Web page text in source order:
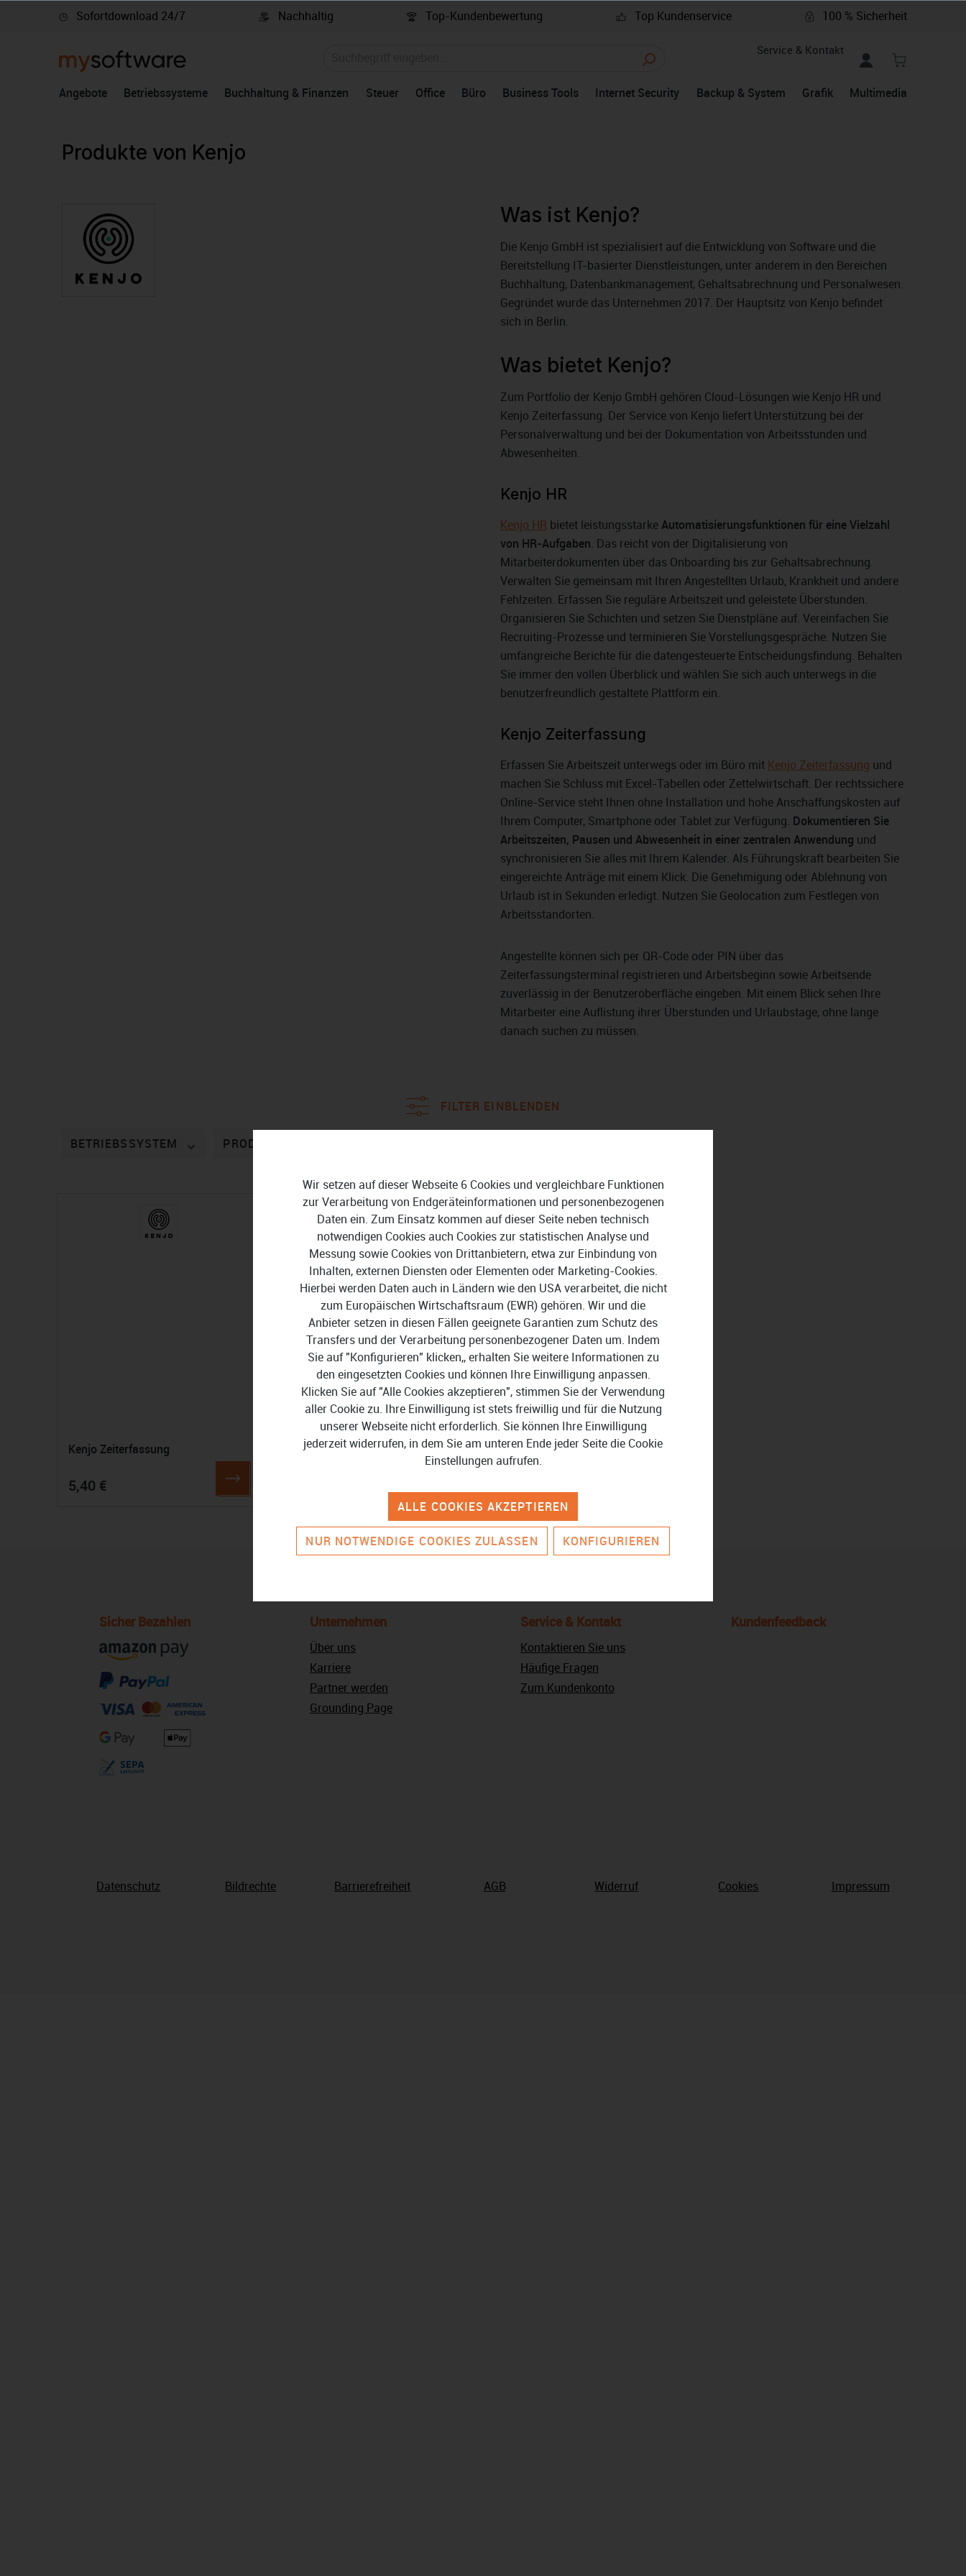
Zur Hauptnavigation springen
Sofortdownload 24/7 Nachhaltig Top-Kundenbewertung Top Kundenservice 100 % Sicherheit
Service & Kontakt
Angebote Betriebssysteme Buchhaltung & Finanzen Steuer Office Büro Business Tools Internet Security Backup & System Grafik Multimedia
Produkte von Kenjo
Was ist Kenjo?
Die Kenjo GmbH ist spezialisiert auf die Entwicklung von Software und die
Bereitstellung IT-basierter Dienstleistungen, unter anderem in den Bereichen
Buchhaltung, Datenbankmanagement, Gehaltsabrechnung und Personalwesen.
Gegründet wurde das Unternehmen 2017. Der Hauptsitz von Kenjo befindet
sich in Berlin.
Was bietet Kenjo?
Zum Portfolio der Kenjo GmbH gehören Cloud-Lösungen wie Kenjo HR und
Kenjo Zeiterfassung. Der Service von Kenjo liefert Unterstützung bei der
Personalverwaltung und bei der Dokumentation von Arbeitsstunden und
Abwesenheiten.
Kenjo HR
Kenjo HR bietet leistungsstarkeAutomatisierungsfunktionen für eine Vielzahl
von HR-Aufgaben. Das reicht von der Digitalisierung von
Mitarbeiterdokumenten über das Onboarding bis zur Gehaltsabrechnung.
Verwalten Sie gemeinsam mit Ihren Angestellten Urlaub, Krankheit und andere
Fehlzeiten. Erfassen Sie reguläre Arbeitszeit und geleistete Überstunden.
Organisieren Sie Schichten und setzen Sie Dienstpläne auf. Vereinfachen Sie
Recruiting-Prozesse und terminieren Sie Vorstellungsgespräche. Nutzen Sie
umfangreiche Berichte für die datengesteuerte Entscheidungsfindung. Behalten
Sie immer den vollen Überblick und wählen Sie sich auch unterwegs in die
benutzerfreundlich gestaltete Plattform ein.
Kenjo Zeiterfassung
Erfassen Sie Arbeitszeit unterwegs oder im Büro mit Kenjo Zeiterfassung und
machen Sie Schluss mit Excel-Tabellen oder Zettelwirtschaft. Der rechtssichere
Online-Service steht Ihnen ohne Installation und hohe Anschaffungskosten auf
Ihrem Computer, Smartphone oder Tablet zur Verfügung. Dokumentieren Sie
Arbeitszeiten, Pausen und Abwesenheit in einer zentralen Anwendung und
synchronisieren Sie alles mit Ihrem Kalender. Als Führungskraft bearbeiten Sie
eingereichte Anträge mit einem Klick. Die Genehmigung oder Ablehnung von
Urlaub ist in Sekunden erledigt. Nutzen Sie Geolocation zum Festlegen von
Arbeitsstandorten.
Angestellte können sich per QR-Code oder PIN über das
Zeiterfassungsterminal registrieren und Arbeitsbeginn sowie Arbeitsende
zuverlässig in der Benutzeroberfläche eingeben. Mit einem Blick sehen Ihre
Mitarbeiter eine Auflistung ihrer Überstunden und Urlaubstage, ohne lange
danach suchen zu müssen.
FILTER EINBLENDEN
BETRIEBSSYSTEM PRODUKTTYP
Kenjo Zeiterfassung
5,40 €
Kenjo HR
Sicher Bezahlen Unternehmen
Über uns
Karriere
Partner werden
Grounding Page
Service & Kontakt
Kontaktieren Sie uns
Häufige Fragen
Zum Kundenkonto
Kundenfeedback
Datenschutz Bildrechte Barrierefreiheit AGB Widerruf Cookies Impressum
Wir setzen auf dieser Webseite 6 Cookies und vergleichbare Funktionen
zur Verarbeitung von Endgeräteinformationen und personenbezogenen
Daten ein. Zum Einsatz kommen auf dieser Seite neben technisch
notwendigen Cookies auch Cookies zur statistischen Analyse und
Messung sowie Cookies von Drittanbietern, etwa zur Einbindung von
Inhalten, externen Diensten oder Elementen oder Marketing-Cookies.
Hierbei werden Daten auch in Ländern wie den USA verarbeitet, die nicht
zum Europäischen Wirtschaftsraum (EWR) gehören. Wir und die
Anbieter setzen in diesen Fällen geeignete Garantien zum Schutz des
Transfers und der Verarbeitung personenbezogener Daten um. Indem
Sie auf "Konfigurieren" klicken,, erhalten Sie weitere Informationen zu
den eingesetzten Cookies und können Ihre Einwilligung anpassen.
Klicken Sie auf "Alle Cookies akzeptieren", stimmen Sie der Verwendung
aller Cookie zu. Ihre Einwilligung ist stets freiwillig und für die Nutzung
unserer Webseite nicht erforderlich. Sie können Ihre Einwilligung
jederzeit widerrufen, in dem Sie am unteren Ende jeder Seite die Cookie
Einstellungen aufrufen.
NUR NOTWENDIGE COOKIES ZULASSEN KONFIGURIEREN
ALLE COOKIES AKZEPTIEREN